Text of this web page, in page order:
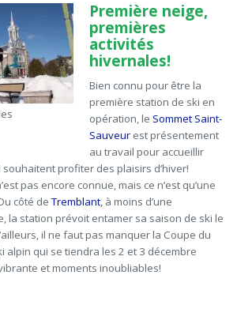
Première neige,
premières
activités
hivernales!
Bien connu pour être la
première station de ski en
opération, le Sommet Saint-
Sauveur est présentement
au travail pour accueillir
souhaitentprofiter des plaisirs d’hiver!
pas encore connue, mais ce n’est qu’une
côté deTremblant, à moins d’une
la station prévoit entamer sa saison de ski le
il ne faut pas manquer la Coupe du
alpin qui se tiendra les 2 et 3 décembre
et moments inoubliables!